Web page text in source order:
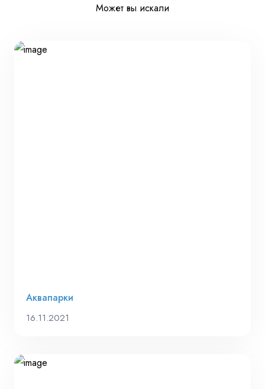
Может вы искали
Аквапарки
16.11.2021